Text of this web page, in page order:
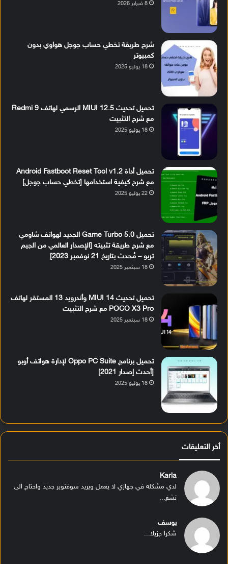
8 فبراير 2026
شرح طريقة تخطي حساب جوجل هواوي بدون
كمبيوتر
18 يوليو 2025
تحميل تحديث MIUI 12.5 الرسمي لهاتف Redmi 9
مع شرح التثبيت
18 يوليو 2025
تحميل أداة Android Fastboot Reset Tool v1.2
مع شرح كيفية استخدامها [تخطي حساب جوجل]
22 يوليو 2025
تحميل Game Turbo 5.0 الجديد لهواتف شاومي
مع شرح طريقة تثبيته [الإصدار العالمي من الجيم
تربو – مُحدث بتاريخ 21 نوفمبر 2023]
18 سبتمبر 2025
تحميل تحديث MIUI 14 وأندرويد 13 المستقر لهاتف
POCO X3 Pro مع شرح التثبيت
18 سبتمبر 2025
تحميل برنامج Oppo PC Suite لإدارة هواتف أوبو
[أحدث إصدار 2021]
18 يوليو 2025
أخر التعليقات
Karla
لدي مشكله في جهازي لا يعمل ويريد سوفتوير جديد واحتاج الى
تشغ...
يوسف
شكرا جزيلا...